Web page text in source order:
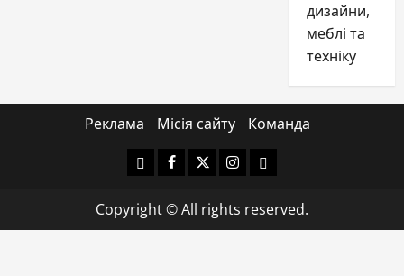
дизайни,
меблі та
техніку
Реклама Місія сайту Команда
Yelp Facebook
TwitterInstagram
Email
Copyright © All rights reserved.